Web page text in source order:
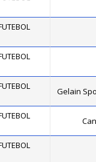
Gelain